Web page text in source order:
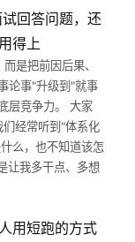
回答问题，还
得上
是把前因后果、
论事"升级到"就事
层竞争力。 大家
经常听到"体系化
么，也不知道该怎
让我多干点、多想
用短跑的方式